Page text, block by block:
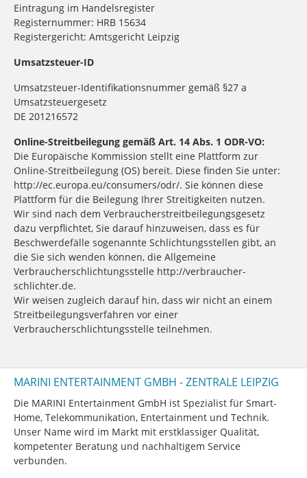
Eintragung im Handelsregister
Registernummer: HRB 15634
Registergericht: Amtsgericht Leipzig
Umsatzsteuer-ID
Umsatzsteuer-Identifikationsnummer gemäß §27 a
Umsatzsteuergesetz
DE 201216572
Online-Streitbeilegung gemäß Art. 14 Abs. 1 ODR-VO:
Die Europäische Kommission stellt eine Plattform zur
Online-Streitbeilegung (OS) bereit. Diese finden Sie unter:
http://ec.europa.eu/consumers/odr/. Sie können diese
Plattform für die Beilegung Ihrer Streitigkeiten nutzen.
Wir sind nach dem Verbraucherstreitbeilegungsgesetz
dazu verpflichtet, Sie darauf hinzuweisen, dass es für
Beschwerdefälle sogenannte Schlichtungsstellen gibt, an
die Sie sich wenden können, die Allgemeine
Verbraucherschlichtungsstelle http://verbraucher-
schlichter.de.
Wir weisen zugleich darauf hin, dass wir nicht an einem
Streitbeilegungsverfahren vor einer
Verbraucherschlichtungsstelle teilnehmen.
MARINI ENTERTAINMENT GMBH - ZENTRALE LEIPZIG
Die MARINI Entertainment GmbH ist Spezialist für Smart-
Home, Telekommunikation, Entertainment und Technik.
Unser Name wird im Markt mit erstklassiger Qualität,
kompetenter Beratung und nachhaltigem Service
verbunden.